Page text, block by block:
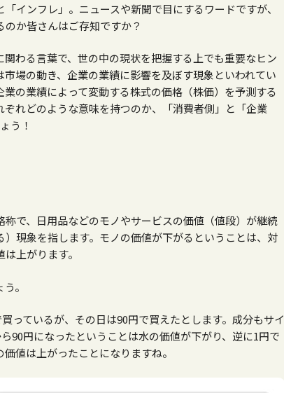
インフレ」。ニュースや新聞で目にするワードですが、
か皆さんはご存知ですか？
わる言葉で、世の中の現状を把握する上でも重要なヒン
市場の動き、企業の業績に影響を及ぼす現象といわれてい
の業績によって変動する株式の価格（株価）を予測する
れどのような意味を持つのか、「消費者側」と「企業
う！
で、日用品などのモノやサービスの価値（値段）が継続
現象を指します。モノの価値が下がるということは、対
上がります。
。
っているが、その日は90円で買えたとします。成分もサイ
90円になったということは水の価値が下がり、逆に1円で
値は上がったことになりますね。